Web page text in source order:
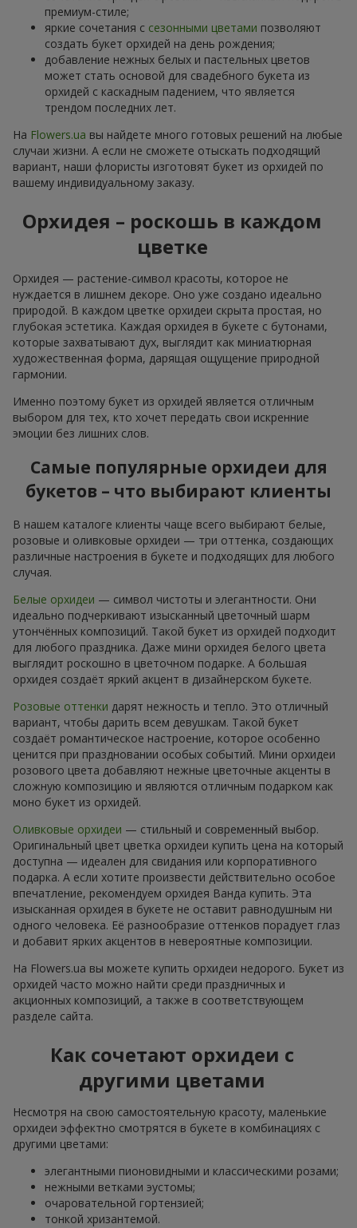
премиум-стиле;
яркие сочетания с сезонными цветами позволяют
создать букет орхидей на день рождения;
добавление нежных белых и пастельных цветов
может стать основой для свадебного букета из
орхидей с каскадным падением, что является
трендом последних лет.
На Flowers.ua вы найдете много готовых решений на любые
случаи жизни. А если не сможете отыскать подходящий
вариант, наши флористы изготовят букет из орхидей по
вашему индивидуальному заказу.
Орхидея – роскошь в каждом
цветке
Орхидея — растение-символ красоты, которое не
нуждается в лишнем декоре. Оно уже создано идеально
природой. В каждом цветке орхидеи скрыта простая, но
глубокая эстетика. Каждая орхидея в букете с бутонами,
которые захватывают дух, выглядит как миниатюрная
художественная форма, дарящая ощущение природной
гармонии.
Именно поэтому букет из орхидей является отличным
выбором для тех, кто хочет передать свои искренние
эмоции без лишних слов.
Самые популярные орхидеи для
букетов – что выбирают клиенты
В нашем каталоге клиенты чаще всего выбирают белые,
розовые и оливковые орхидеи — три оттенка, создающих
различные настроения в букете и подходящих для любого
случая.
Белые орхидеи — символ чистоты и элегантности. Они
идеально подчеркивают изысканный цветочный шарм
утончённых композиций. Такой букет из орхидей подходит
для любого праздника. Даже мини орхидея белого цвета
выглядит роскошно в цветочном подарке. А большая
орхидея создаёт яркий акцент в дизайнерском букете.
Розовые оттенки дарят нежность и тепло. Это отличный
вариант, чтобы дарить всем девушкам. Такой букет
создаёт романтическое настроение, которое особенно
ценится при праздновании особых событий. Мини орхидеи
розового цвета добавляют нежные цветочные акценты в
сложную композицию и являются отличным подарком как
моно букет из орхидей.
Оливковые орхидеи — стильный и современный выбор.
Оригинальный цвет цветка орхидеи купить цена на который
доступна — идеален для свидания или корпоративного
подарка. А если хотите произвести действительно особое
впечатление, рекомендуем орхидея Ванда купить. Эта
изысканная орхидея в букете не оставит равнодушным ни
одного человека. Её разнообразие оттенков порадует глаз
и добавит ярких акцентов в невероятные композиции.
На Flowers.ua вы можете купить орхидеи недорого. Букет из
орхидей часто можно найти среди праздничных и
акционных композиций, а также в соответствующем
разделе сайта.
Как сочетают орхидеи с
другими цветами
Несмотря на свою самостоятельную красоту, маленькие
орхидеи эффектно смотрятся в букете в комбинациях с
другими цветами:
элегантными пионовидными и классическими розами;
нежными ветками эустомы;
очаровательной гортензией;
тонкой хризантемой.